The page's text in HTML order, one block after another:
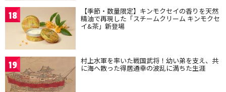
18 【季節・数量限定】キンモクセイの香りを天然
精油で再現した「スチームクリーム キンモクセ
イ&茶」新登場
19 村上水軍を率いた戦国武将！幼い弟を支え、共
に海へ散った得居通幸の波乱に満ちた生涯